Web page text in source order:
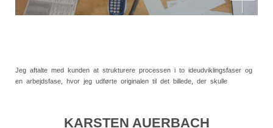
Jeg aftalte med kunden at strukturere processen i to ideudviklingsfaser og
en arbejdsfase, hvor jeg udførte originalen til det billede, der skulle
KARSTEN AUERBACH